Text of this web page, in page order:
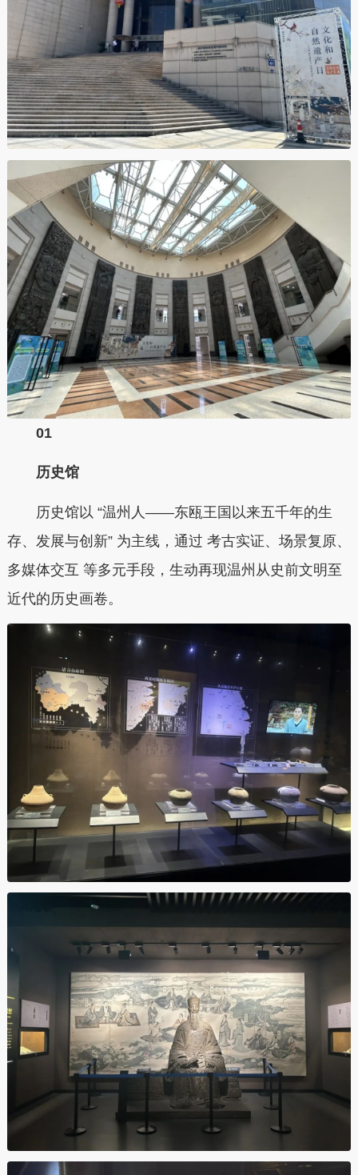
01
历史馆
历史馆以 “温州人——东瓯王国以来五千年的生
存、发展与创新” 为主线，通过 考古实证、场景复原、
多媒体交互 等多元手段，生动再现温州从史前文明至
近代的历史画卷。